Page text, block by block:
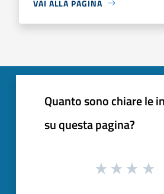
VAI ALLA PAGINA
Quanto sono chiare le
su questa pagina?